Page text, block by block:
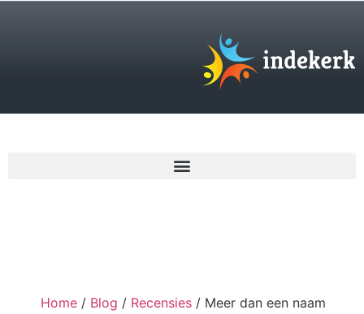
Home / Blog / Recensies / Meer dan een naam